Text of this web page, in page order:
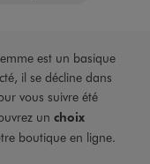
est un basique
il se décline dans
vous suivre été
un choix
boutique en ligne.